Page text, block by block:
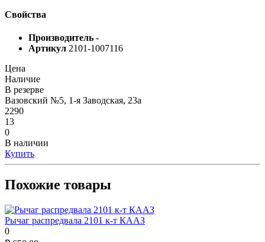
Свойства
Производитель -
Артикул 2101-1007116
Цена
Наличие
В резерве
Вазовский №5, 1-я Заводская, 23а
2290
13
0
В наличии
Купить
Похожие товары
Рычаг распредвала 2101 к-т КААЗ
0